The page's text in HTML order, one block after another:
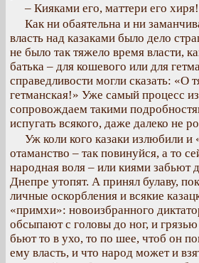
– Кияками его, маттери его хиря!
Как ни обаятельна и ни
власть над казаками было дело
не было так тяжело время власти,
батька – для кошевого или для
справедливости могли сказать: «О
гетманская!» Уже самый процесс
сопровождаем такими
испугать всякого, даже далеко не
Уж коли кого казаки излюбили и
отаманство – так повинуйся, а то
народная воля – или киями забьют
Днепре утопят. А принял булаву,
личные оскорбления и всякие
«примхи»: новоизбранного
обсыпают с головы до ног, и
бьют то в ухо, то по шее, чтоб он
ему власть, и что народ может и